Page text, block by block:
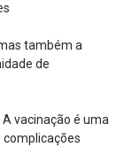
também a
de
vacinação é uma